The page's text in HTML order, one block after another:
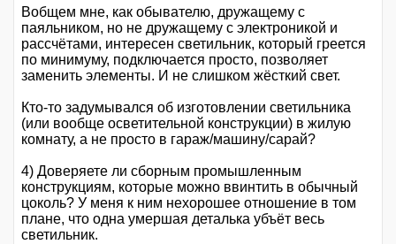
Вобщем мне, как обывателю, дружащему с
паяльником, но не дружащему с электроникой и
рассчётами, интересен светильник, который греется
по минимуму, подключается просто, позволяет
заменить элементы. И не слишком жёсткий свет.
Кто-то задумывался об изготовлении светильника
(или вообще осветительной конструкции) в жилую
комнату, а не просто в гараж/машину/сарай?
4) Доверяете ли сборным промышленным
конструкциям, которые можно ввинтить в обычный
цоколь? У меня к ним нехорошее отношение в том
плане, что одна умершая деталька убъёт весь
светильник.